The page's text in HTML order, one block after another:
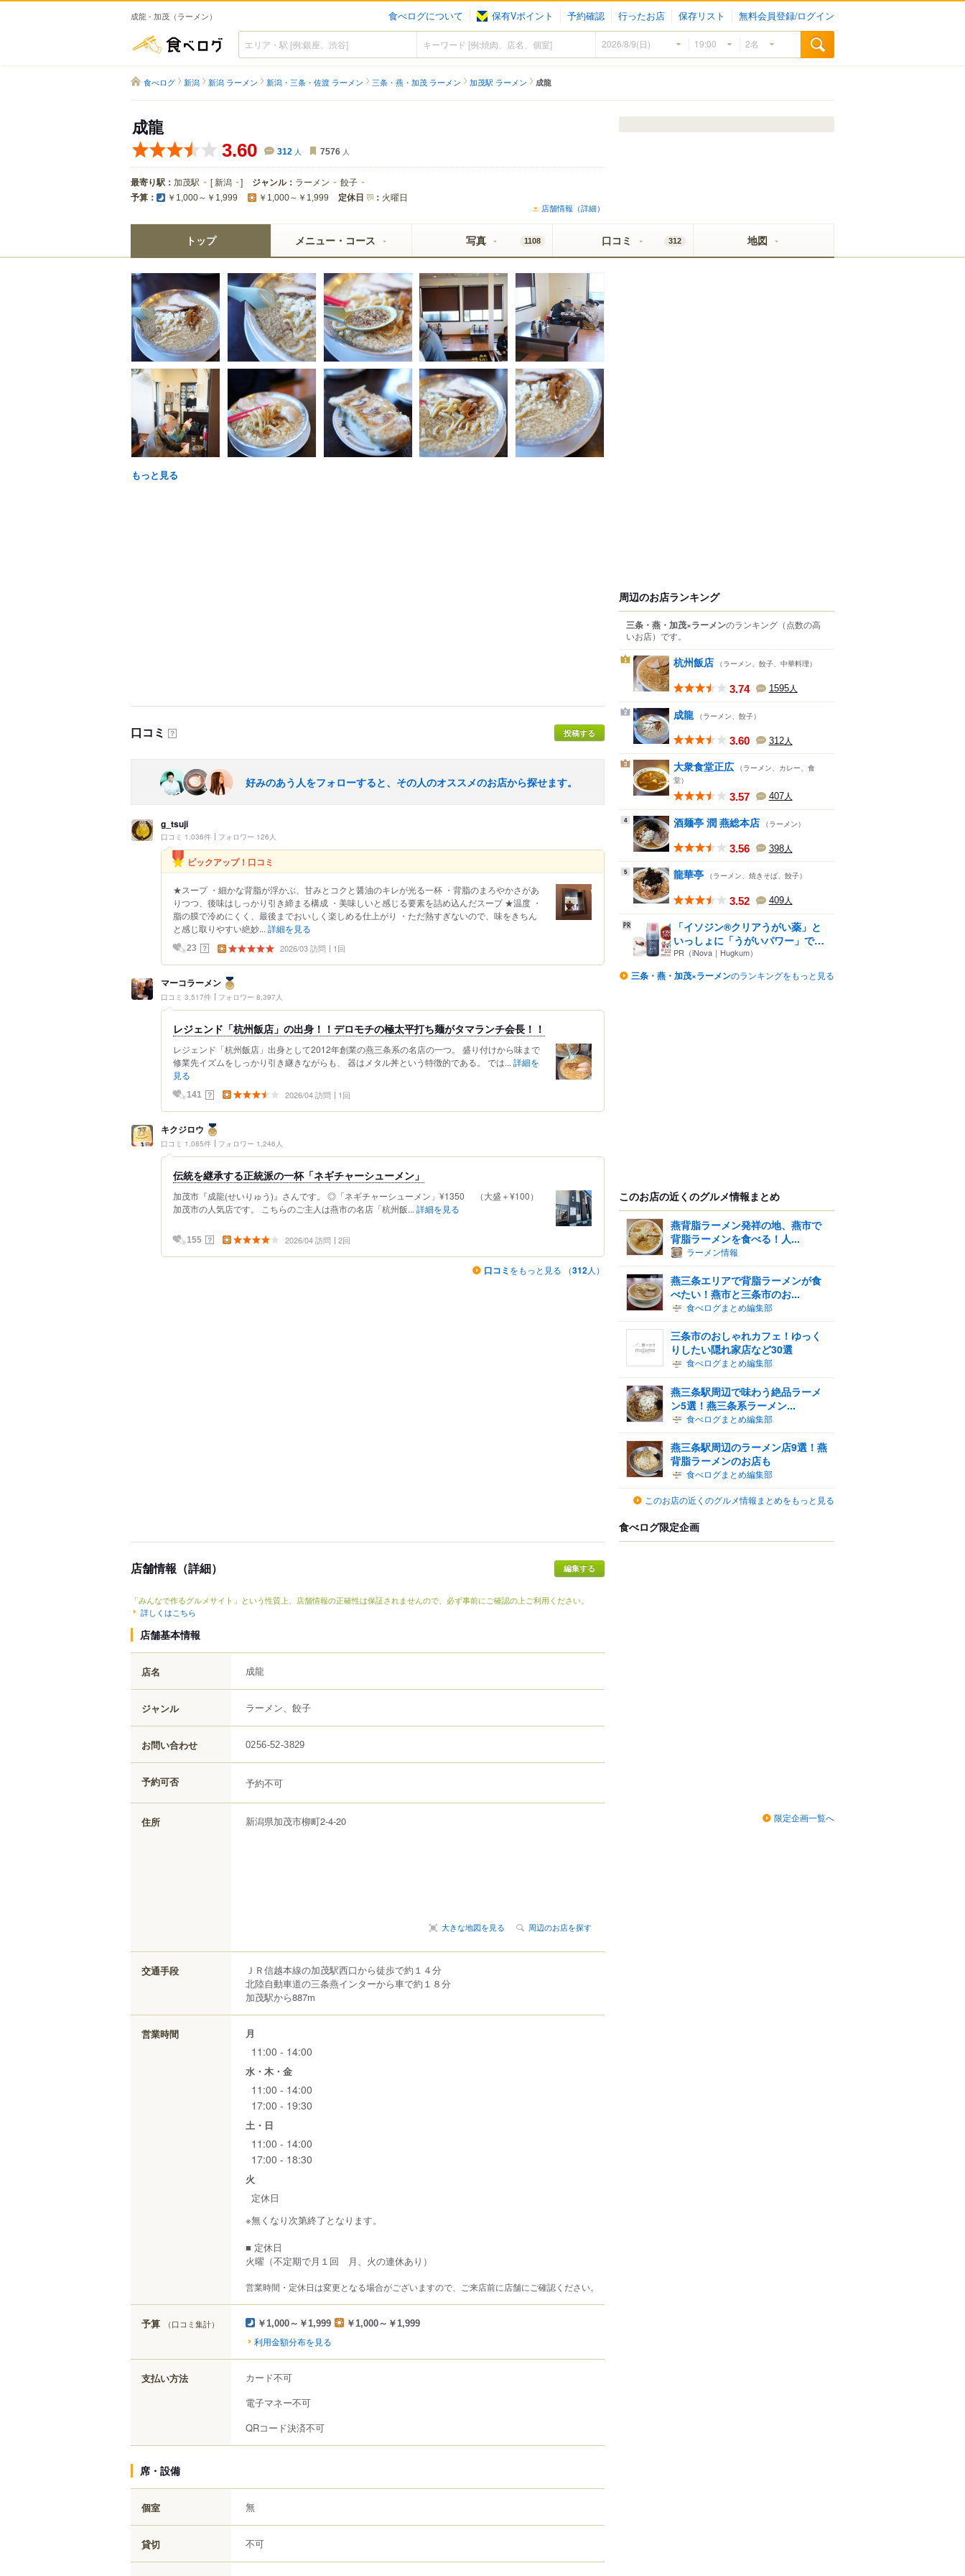
成龍 - 加茂（ラーメン） 食べログについて 保有Vポイント 予約確認 行ったお店 保存リスト 無料会員登録/ログイン
食べログ
食べログ 新潟 新潟 ラーメン 新潟・三条・佐渡 ラーメン 三条・燕・加茂 ラーメン 加茂駅 ラーメン 成龍
成龍
3.60 312 人 7576 人
最寄り駅： 加茂駅 [新潟 ] ジャンル： ラーメン 餃子
予算： ￥1,000～￥1,999 ￥1,000～￥1,999 定休日 ： 火曜日
店舗情報（詳細）
トップ メニュー・コース 写真 1108 口コミ 312 地図
もっと見る
口コミ ？ 投稿する
好みのあう人をフォローすると、その人のオススメのお店から探せます。
g_tsuji
口コミ 1,036件 フォロワー 126人
ピックアップ！口コミ
★スープ ・細かな背脂が浮かぶ、甘みとコクと醤油のキレが光る一杯 ・背脂のまろやかさがあ
りつつ、後味はしっかり引き締まる構成 ・美味しいと感じる要素を詰め込んだスープ ★温度 ・
脂の膜で冷めにくく、最後までおいしく楽しめる仕上がり ・ただ熱すぎないので、味をきちん
と感じ取りやすい絶妙... 詳細を見る
23 ？ 2026/03 訪問 1回
マーコラーメン
口コミ 3,517件 フォロワー 8,397人
レジェンド「杭州飯店」の出身！！デロモチの極太平打ち麺がタマランチ会長！！
レジェンド「杭州飯店」出身として2012年創業の燕三条系の名店の一つ。 盛り付けから味まで
修業先イズムをしっかり引き継きながらも、 器はメタル丼という特徴的である。 では... 詳細を
見る
141 ？ 2026/04 訪問 1回
キクジロウ
口コミ 1,085件 フォロワー 1,246人
伝統を継承する正統派の一杯「ネギチャーシューメン」
加茂市『成龍(せいりゅう)』さんです。 ◎「ネギチャーシューメン」¥1350 （大盛＋¥100）
加茂市の人気店です。 こちらのご主人は燕市の名店「杭州飯... 詳細を見る
155 ？ 2026/04 訪問 2回
口コミ をもっと見る （312人）
店舗情報（詳細）
「みんなで作るグルメサイト」という性質上、店舗情報の正確性は保証されませんので、必ず事前にご確認の上ご利用ください。
詳しくはこちら
店舗基本情報
店名 成龍
ジャンル ラーメン、餃子
お問い合わせ 0256-52-3829
予約可否 予約不可
住所 新潟県加茂市柳町2-4-20
大きな地図を見る 周辺のお店を探す
交通手段
ＪＲ信越本線の加茂駅西口から徒歩で約１４分
北陸自動車道の三条燕インターから車で約１８分
加茂駅から887m
営業時間 月
11:00 - 14:00
水・木・金
11:00 - 14:00
17:00 - 19:30
土・日
11:00 - 14:00
17:00 - 18:30
火
定休日
※無くなり次第終了となります。
■ 定休日
火曜（不定期で月１回 月、火の連休あり）
営業時間・定休日は変更となる場合がございますので、ご来店前に店舗にご確認ください。
予算 （口コミ集計） ￥1,000～￥1,999 ￥1,000～￥1,999
利用金額分布を見る
支払い方法
カード不可
電子マネー不可
QRコード決済不可
席・設備
個室 無
貸切 不可
周辺のお店ランキング
三条・燕・加茂×ラーメンのランキング （点数の高
いお店） です。
1 杭州飯店 （ラーメン、餃子、中華料理）
3.74 1595人
2 成龍 （ラーメン、餃子）
3.60 312人
3 大衆食堂正広 （ラーメン、カレー、食
堂）
3.57 407人
4 酒麺亭 潤 燕総本店 （ラーメン）
3.56 398人
5 龍華亭 （ラーメン、焼きそば、餃子）
3.52 409人
「イソジン®クリアうがい薬」と
いっしょに「うがいパワー」で
一...
PR（iNova｜Hugkum）
三条・燕・加茂×ラーメンのランキングをもっと見る
このお店の近くのグルメ情報まとめ
燕背脂ラーメン発祥の地、燕市で
背脂ラーメンを食べる！人...
ラーメン情報
燕三条エリアで背脂ラーメンが食
べたい！燕市と三条市のお...
食べログまとめ編集部
三条市のおしゃれカフェ！ゆっく
りしたい隠れ家店など30選
食べログまとめ編集部
燕三条駅周辺で味わう絶品ラーメ
ン5選！燕三条系ラーメン...
食べログまとめ編集部
燕三条駅周辺のラーメン店9選！燕
背脂ラーメンのお店も
食べログまとめ編集部
このお店の近くのグルメ情報まとめをもっと見る
食べログ限定企画
限定企画一覧へ